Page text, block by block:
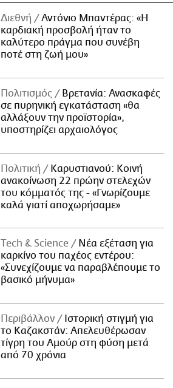
Διεθνή
Αντόνιο Μπαντέρας: «Η
καρδιακή προσβολή ήταν το
καλύτερο πράγμα που συνέβη
ποτέ στη ζωή μου»
Πολιτισμός
Βρετανία: Ανασκαφές
σε πυρηνική εγκατάσταση «θα
αλλάξουν την προϊστορία»,
υποστηρίζει αρχαιολόγος
Πολιτική
Καρυστιανού: Κοινή
ανακοίνωση 22 πρώην στελεχών
του κόμματός της - «Γνωρίζουμε
καλά γιατί αποχωρήσαμε»
Τech & Science
Νέα εξέταση για
καρκίνο του παχέος εντέρου:
«Συνεχίζουμε να παραβλέπουμε το
βασικό μήνυμα»
Περιβάλλον
Ιστορική στιγμή για
το Καζακστάν: Απελευθέρωσαν
τίγρη του Αμούρ στη φύση μετά
από 70 χρόνια